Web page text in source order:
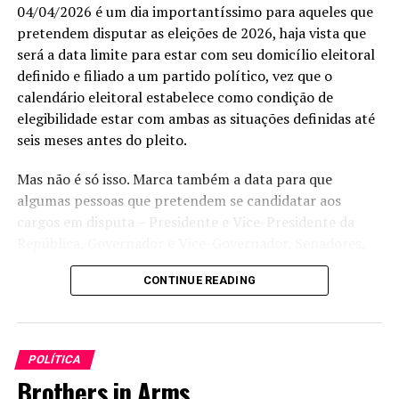
04/04/2026 é um dia importantíssimo para aqueles que
pretendem disputar as eleições de 2026, haja vista que
será a data limite para estar com seu domicílio eleitoral
definido e filiado a um partido político, vez que o
calendário eleitoral estabelece como condição de
elegibilidade estar com ambas as situações definidas até
seis meses antes do pleito.
Mas não é só isso. Marca também a data para que
algumas pessoas que pretendem se candidatar aos
cargos em disputa – Presidente e Vice-Presidente da
Deputados Federais e Estaduais – se
desencompatibilizem do serviço público. Assim, para
devem se desemcompatibilizar, até 04/04, os ministros
de Estado; chefes dos órgãos de assessoramento direto
da Presidência da República; chefe do Estado-Maior das
Forças Armadas; advogado-geral da União e o consultor-
CONTINUE READING
POLÍTICA